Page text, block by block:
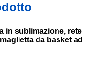
in sublimazione, rete
da basket ad